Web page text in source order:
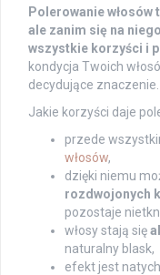
Polerowanie włosów
ale zanim się na
wszystkie korzyści i
kondycja Twoich
decydujące znaczenie.
Jakie korzyści daje
przede
włosów,
dzięki niemu
rozdwojonych
pozostaje
włosy stają się
naturalny blask,
efekt jest